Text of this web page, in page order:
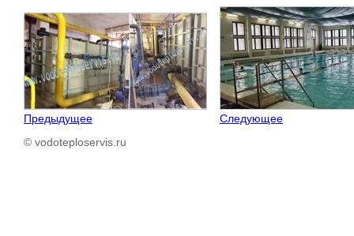
Предыдущее
Следующее
© vodoteploservis.ru